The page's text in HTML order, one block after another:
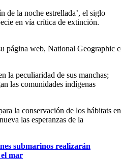
de la noche estrellada’, el siglo
en vía crítica de extinción.
página web, National Geographic
la peculiaridad de sus manchas;
las comunidades indígenas
la conservación de los hábitats en
las esperanzas de la
submarinos realizarán
mar